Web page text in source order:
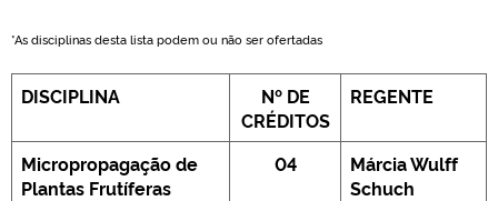
*As disciplinas desta lista podem ou não ser ofertadas
DISCIPLINA Nº DE
CRÉDITOS
REGENTE
Micropropagação de
Plantas Frutíferas
04
Márcia Wulff
Schuch